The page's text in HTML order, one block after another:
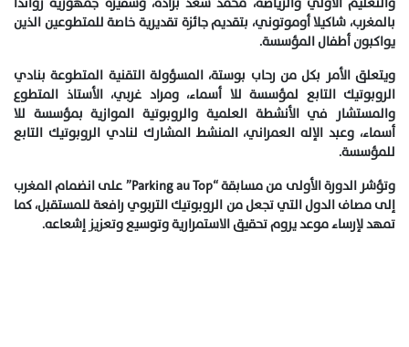
بالمغرب، شاكيلا أوموتوني، بتقديم جائزة تقديرية خاصة للمتطوعين الذين
يواكبون أطفال المؤسسة.
ويتعلق الأمر بكل من رحاب بوستة، المسؤولة التقنية المتطوعة بنادي
الروبوتيك التابع لمؤسسة للا أسماء، ومراد غربي، الأستاذ المتطوع
والمستشار في الأنشطة العلمية والروبوتية الموازية بمؤسسة للا
أسماء، وعبد الإله العمراني، المنشط المشارك لنادي الروبوتيك التابع
للمؤسسة.
وتؤشر الدورة الأولى من مسابقة “Parking au Top” على انضمام المغرب
إلى مصاف الدول التي تجعل من الروبوتيك التربوي رافعة للمستقبل، كما
تمهد لإرساء موعد يروم تحقيق الاستمرارية وتوسيع وتعزيز إشعاعه.